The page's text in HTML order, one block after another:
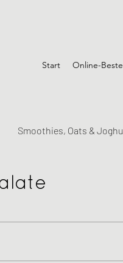
Start Online-
Smoothies, Oats &